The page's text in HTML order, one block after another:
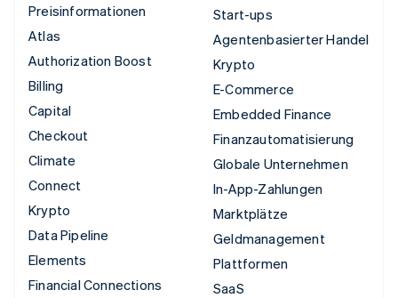
Preisinformationen
Atlas
Authorization Boost
Billing
Capital
Checkout
Climate
Connect
Krypto
Data Pipeline
Elements
Financial Connections
Start-ups
Agentenbasierter Handel
Krypto
E-Commerce
Embedded Finance
Finanzautomatisierung
Globale Unternehmen
In-App-Zahlungen
Marktplätze
Geldmanagement
Plattformen
SaaS